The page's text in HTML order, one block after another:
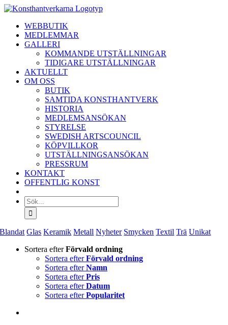
Fortsätt
innehålletWEBBUTIK
MEDLEMMAR
GALLERI
KOMMANDE UTSTÄLLNINGAR
TIDIGARE UTSTÄLLNINGAR
AKTUELLT
OM OSS
BUTIK
SAMTIDA KONSTHANTVERK
HISTORIA
MEDLEMSANSÖKAN
STYRELSE
SWEDISH ARTSCOUNCIL
KÖPVILLKOR
UTSTÄLLNINGSANSÖKAN
PRESSRUM
KONTAKT
OFFENTLIG KONST
Sök
efter:
Blandat Glas Keramik Metall Nyheter Smycken Textil Trä Unikat
Sortera efterFörvald ordning
Sortera efterFörvald ordning
Sortera efterNamn
Sortera efterPris
Sortera efterDatum
Sortera efterPopularitet